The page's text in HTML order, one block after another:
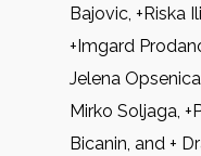
Bajovic, +Riska
+Imgard
Jelena
Mirko Soljaga,
Bicanin, and +